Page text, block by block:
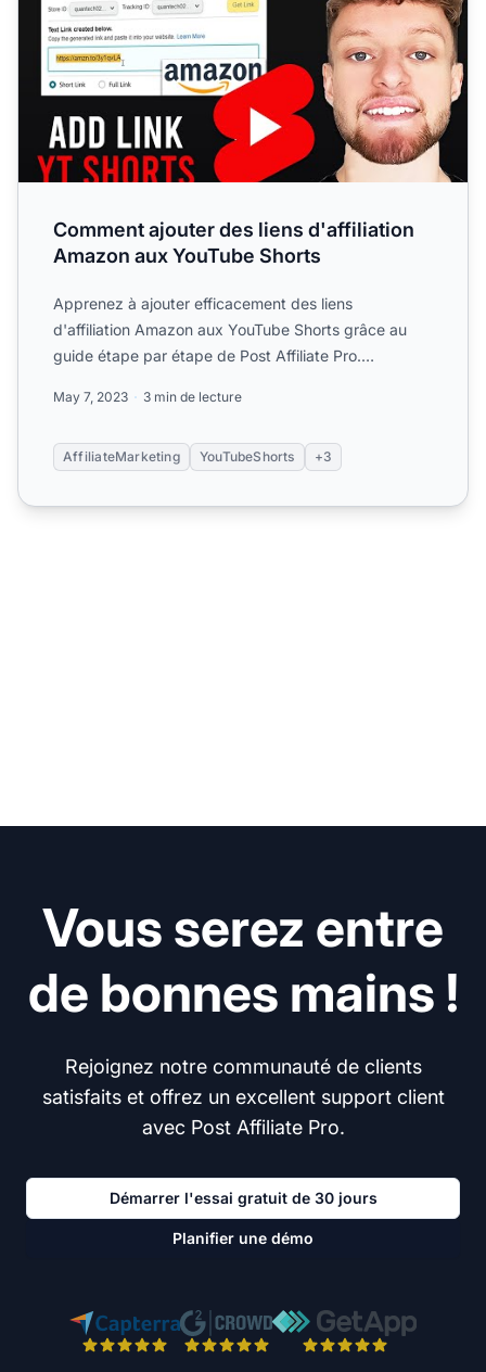
Comment ajouter des liens d'affiliation
Amazon aux YouTube Shorts
Apprenez à ajouter efficacement des liens
d'affiliation Amazon aux YouTube Shorts grâce au
guide étape par étape de Post Affiliate Pro.
May 7, 2023 3 min de lecture
AffiliateMarketing YouTubeShorts +3
Vous serez entre
de bonnes mains !
Rejoignez notre communauté de clients
satisfaits et offrez un excellent support client
avec Post Affiliate Pro.
Démarrer l'essai gratuit de 30 jours
Planifier une démo